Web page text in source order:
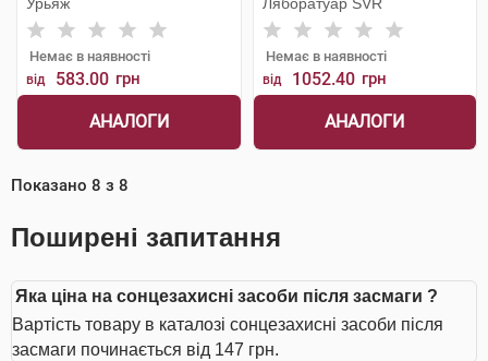
Немає в наявності
від 583.00 грн
АНАЛОГИ
Немає в наявності
від 1052.40 грн
АНАЛОГИ
Показано 8 з 8
Поширені запитання
Яка ціна на сонцезахисні засоби після засмаги ?
Вартість товару в каталозі сонцезахисні засоби після
засмаги починається від 147 грн.